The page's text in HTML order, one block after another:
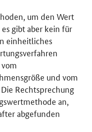
um den Wert
gibt aber kein für
einheitliches
und vom
Rechtsprechung
an,
abgefunden